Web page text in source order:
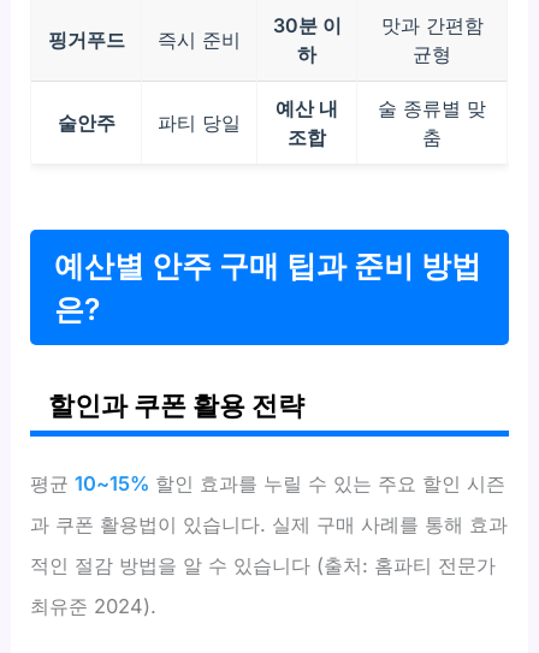
핑거푸드 즉시 준비
30분 이
하
맛과 간편함
균형
술안주 파티 당일
예산 내
조합
술 종류별 맞
춤
예산별 안주 구매 팁과 준비 방법
은?
할인과 쿠폰 활용 전략
평균10~15% 할인 효과를 누릴 수 있는 주요 할인 시즌
과 쿠폰 활용법이 있습니다. 실제 구매 사례를 통해 효과
적인 절감 방법을 알 수 있습니다 (출처: 홈파티 전문가
최유준 2024).